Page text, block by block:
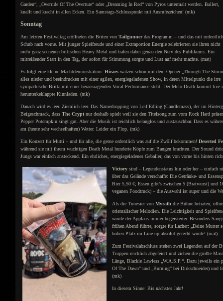
Garden“, „Override Of The Overture“ oder „Dreaming In Red“ von Pyros untermalt werden. Ballert,
knallt und kracht in allen Ecken. Ein Samstags-Schlusspunkt mit Ausrufezeichen! (mk)
Sonntag
Am letzten Festivaltag eröffneten die Briten von Tailgunnerdas Programm – und das mit ordentlich
Schub nach vorne. Mit junger Spielfreude und einer Extraportion Energie zelebrierten sie ihren nicht
mehr ganz so neuen britischen Heavy Metal und trafen dabei genau den Nerv des Publikums. Ein
mitreißender Start in den Tag, der sofort für Stimmung sorgte und Lust auf mehr machte. (mat)
Es folgt eine kleine Machtdemonstration: Hiraes walzen schon mit dem Opener „Through The
alles nieder und beeindrucken mit einer agilen, energiegeladenen Show, in deren Mittelpunkt die irre
sympathische Britta mit einer herausragenden Vocal-Performance steht. Der Melo-Death kommt
herunterkeklappte Kinnladen. (mk)
Danach wird es leer. Ziemlich leer. Das Namedropping von Leif Edling (Candlemass), der im
Beigeschmack, dass The Crypt nur deshalb spielt weil sie den Titelsong zum vom Rock Hard
Pepper Potempkin singt gut. Aber die Musik ist reichlich belanglos und austauschbar. Dass es
am (heute sehr wechselhaften) Wetter. Leider ein Flop. (mk)
Ein Konzert für Mutti – und für alle, die gerne ordentlich was auf die Zwölf bekommen! Deserted
während sie mit ihrem wuchtigen Death Metal hunderte Köpfe zum Bangen brachten. Der Sound
Jungs war einfach ansteckend. Ein ehrliches, energiegeladenes Geballer, das von vorne bis hinten
Victory sind – Legendenstatus hin oder her – einfach
über das Gelände verschaffe: Die Getränke- und
Bier 5,50 €; Essen gibt’s zwischen 5 (Bratwurst) und
veganen Foodtruck) – die Auswahl ist super und die
Als die Tunesier von Myrath die Bühne betraten,
orientalischer Melodien. Die Leichtigkeit und
wurde der Applaus immer begeisterter. Besonders
frühen Abend führte, sorgte für Lacher: „Deine
hohen Platz im Line-up absolut gerecht wurde! (mat)
Zum Festivalabschluss stehen zwei Legenden auf der
Truppen reichlich abgefeiert und ziehen die größte
Länge, Blackie Lawless „W.A.S.P.“. Dazu jeweils ein
Of The Dawn“ und „Burning“ bei Dirkschneider)
(mk)
In diesem Sinne: Bis nächstes Jahr!